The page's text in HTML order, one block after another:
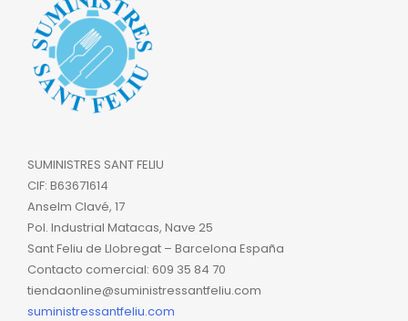
SUMINISTRES SANT FELIU
CIF: B63671614
Anselm Clavé, 17
Pol. Industrial Matacas, Nave 25
Sant Feliu de Llobregat – Barcelona España
Contacto comercial: 609 35 84 70
tiendaonline@suministressantfeliu.com
suministressantfeliu.com